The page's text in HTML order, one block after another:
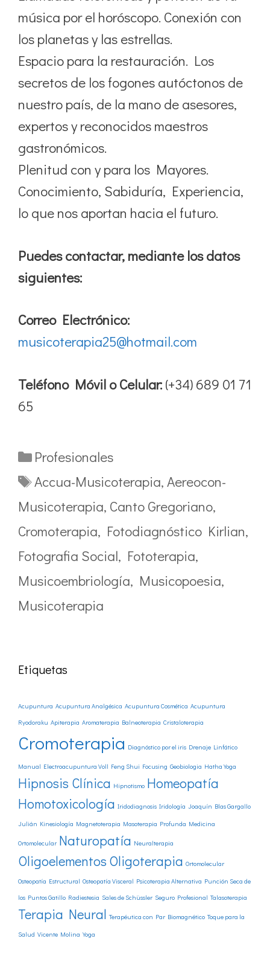
música por el horóscopo. Conexión con
los planetas y las estrellas.
Espacio para la restauración. Los
secretos de los fogones autóctonos de
nuestro país, de la mano de asesores,
expertos y reconocidos maestros
gastronómicos.
Plenitud con y para los Mayores.
Conocimiento, Sabiduría, Experiencia,
lo que nos aportan hacia el futuro.
Puedes contactar, mediante los datos
siguientes:
Correo Electrónico:
musicoterapia25@hotmail.com
Teléfono Móvil o Celular: (+34) 689 01 71
65
Categorías
Profesionales
Etiquetas
Accua-Musicoterapia, Aereocon-
Musicoterapia, Canto Gregoriano,
Cromoterapia, Fotodiagnóstico Kirlian,
Fotografia Social, Fototerapia,
Musicoembriología, Musicopoesia,
Musicoterapia
Etiquetas
Acupuntura Acupuntura Analgésica Acupuntura Cosmética Acupuntura
Ryodoraku Apiterapia Aromaterapia Balneoterapia Cristaloterapia
Cromoterapia Diagnóstico por el iris Drenaje Linfático
Manual Electroacupuntura Voll Feng Shui Focusing Geobiologia Hatha Yoga
Hipnosis Clínica Hipnotismo Homeopatía
Homotoxicología Iridodiagnosis Iridología Joaquín Blas Gargallo
Julián Kinesiología Magnetoterapia Masoterapia Profunda Medicina
Ortomolecular Naturopatía Neuralterapia
Oligoelementos Oligoterapia Ortomolecular
Osteopatía Estructural Osteopatía Visceral Psicoterapia Alternativa Punción Seca de
los Puntos Gatillo Radiestesia Sales de Schüssler Seguro Profesional Talasoterapia
Terapia Neural Terapéutica con Par Biomagnético Toque para la
Salud Vicente Molina Yoga